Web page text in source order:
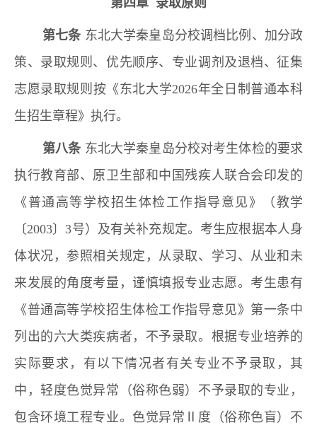
第七条 东北大学秦皇岛分校调档比例、加分政
策、录取规则、优先顺序、专业调剂及退档、征集
志愿录取规则按《东北大学2026年全日制普通本科
生招生章程》执行。
第八条 东北大学秦皇岛分校对考生体检的要求
执行教育部、原卫生部和中国残疾人联合会印发的
《普通高等学校招生体检工作指导意见》（教学
〔2003〕3号）及有关补充规定。考生应根据本人身
体状况，参照相关规定，从录取、学习、从业和未
来发展的角度考量，谨慎填报专业志愿。考生患有
《普通高等学校招生体检工作指导意见》第一条中
列出的六大类疾病者，不予录取。根据专业培养的
实际要求，有以下情况者有关专业不予录取，其
中，轻度色觉异常（俗称色弱）不予录取的专业，
包含环境工程专业。色觉异常Ⅱ度（俗称色盲）不